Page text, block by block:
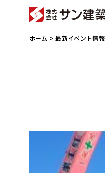
ホーム >最新イベント情報